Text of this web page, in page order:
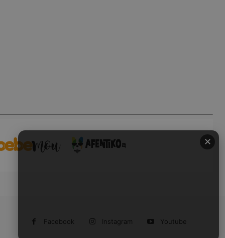
Facebook Instagram Youtube
✕